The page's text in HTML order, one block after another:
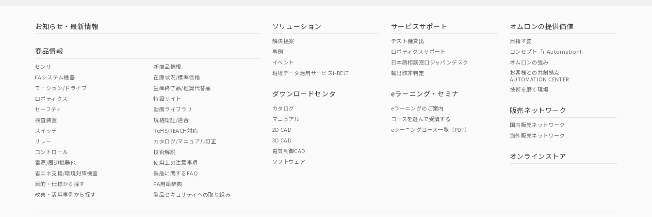
中国 RoHS 注意事項・凡例
中国 RoHS表
Pb Hg Cr(VI)
O O
"対応済み"や非含有の記載がされた商品であっても、流通在庫等で未対応品が混在する可能性があります。
非含有品が必要な際は、弊社営業部門もしくは販売店へお問い合わせください。
お知らせ・最新情報
商品情報
センサ
FAシステム機器
モーション/ドライブ
ロボティクス
セーフティ
検査装置
スイッチ
リレー
コントロール
電源/周辺機器他
省エネ支援/環境対策機器
目的・仕様から探す
改善・活用事例から探す
新商品情報
在庫状況/標準価格
生産終了品/推奨代替品
特設サイト
動画ライブラリ
規格認証/適合
RoHS/REACH対応
カタログ/マニュアル訂正
技術解説
使用上の注意事項
製品に関するFAQ
FA用語辞典
製品セキュリティへの取り組み
ソリューション
解決提案
事例
イベント
現場データ活用サービスi-BELT
ダウンロードセンタ
カタログ
マニュアル
2D CAD
3D CAD
電気制御CAD
ソフトウェア
サービスサポート
テスト機貸出
ロボティクスサポート
日本語相談窓口ジャパンデスク
輸出該非判定
eラーニング・セミナ
eラーニングのご案内
コースを選んで受講する
eラーニングコース一覧（PDF）
オムロンの提供価値
目指す姿
コンセプト「i-Automation!」
オムロンの強み
お客様との共創拠点
AUTOMATION CENTER
技術を磨く現場
販売ネットワーク
国内販売ネットワーク
海外販売ネットワーク
オンラインストア